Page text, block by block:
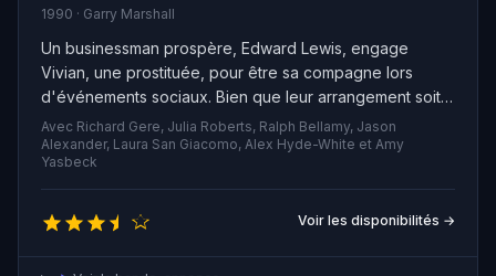
1990 · Garry Marshall
Un businessman prospère, Edward Lewis, engage
Vivian, une prostituée, pour être sa compagne lors
d'événements sociaux. Bien que leur arrangement soit
initialement basé sur l'amusement et l'argent, un
véritable lien émotionnel se forme entre eux et ils
réalisent qu'ils ne peuvent plus se passer l'un de
l'autre, malgré les obstacles qu'ils rencontrent.
Avec Richard Gere, Julia Roberts, Ralph Bellamy, Jason
Alexander, Laura San Giacomo, Alex Hyde-White et Amy
Yasbeck
Voir les disponibilités →